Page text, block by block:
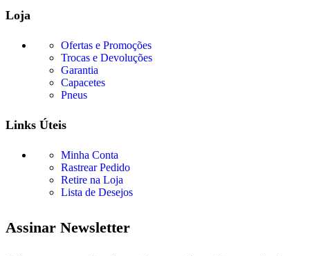
Loja
Ofertas e Promoções
Trocas e Devoluções
Garantia
Capacetes
Pneus
Links Úteis
Minha Conta
Rastrear Pedido
Retire na Loja
Lista de Desejos
Assinar Newsletter